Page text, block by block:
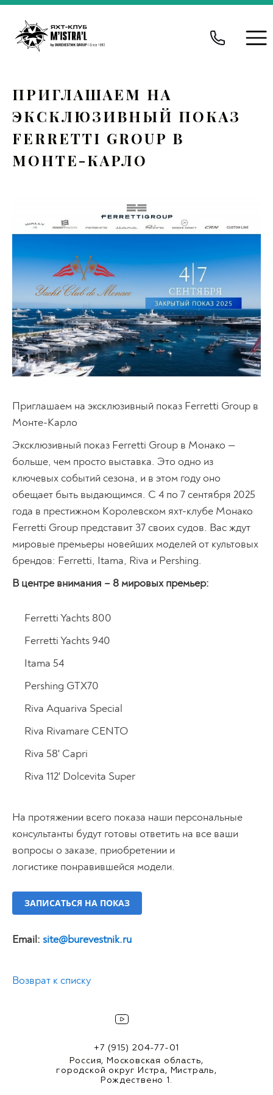
ПРИГЛАШАЕМ НА
ЭКСКЛЮЗИВНЫЙ ПОКАЗ
FERRETTI GROUP В
МОНТЕ-КАРЛО
Приглашаем на эксклюзивный показ Ferretti Group в
Монте-Карло
Эксклюзивный показ Ferretti Group в Монако —
больше, чем просто выставка. Это одно из
ключевых событий сезона, и в этом году оно
обещает быть выдающимся. С 4 по 7 сентября 2025
года в престижном Королевском яхт-клубе Монако
Ferretti Group представит 37 своих судов. Вас ждут
мировые премьеры новейших моделей от культовых
брендов: Ferretti, Itama, Riva и Pershing.
В центре внимания – 8 мировых премьер:
Ferretti Yachts 800
Ferretti Yachts 940
Itama 54
Pershing GTX70
Riva Aquariva Special
Riva Rivamare CENTO
Riva 58' Capri
Riva 112' Dolcevita Super
На протяжении всего показа наши персональные
консультанты будут готовы ответить на все ваши
вопросы о заказе, приобретении и
логистике понравившейся модели.
ЗАПИСАТЬСЯ НА ПОКАЗ
Email: site@burevestnik.ru
Возврат к списку
+7 (915) 204-77-01
Россия, Московская область,
городской округ Истра, Мистраль,
Рождествено 1.